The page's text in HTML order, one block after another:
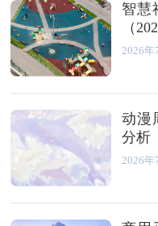
智慧
（
2026年
动漫
分析
2026年